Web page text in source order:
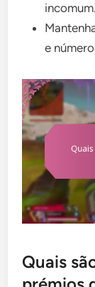
incomum.
e
Quais